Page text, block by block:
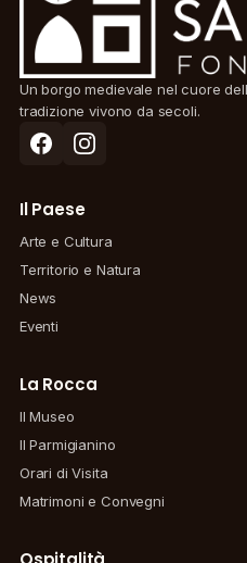
Un borgo medievale nel cuore
tradizione vivono da secoli.
Il Paese
Arte e Cultura
Territorio e Natura
News
Eventi
La Rocca
Il Museo
Il Parmigianino
Orari di Visita
Matrimoni e Convegni